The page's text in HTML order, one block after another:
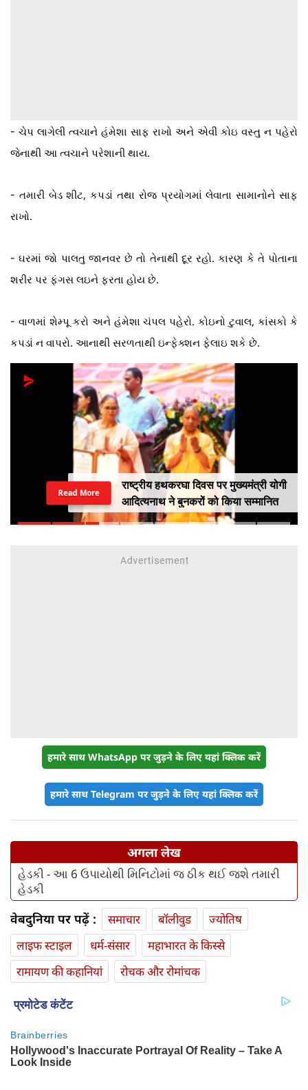
- ચેપ લાગેલી ત્વચાને હંમેશા સાફ રાખો અને એવી કોઇ વસ્તુ ન પહેરો
જેનાથી આ ત્વચાને પરેશાની થાય.
- તમારી બેડ શીટ, કપડાં તથા રોજ પ્રયોગમાં લેવાતા સામાનોને સાફ
રાખો.
-ઘરમાં જો પાલતુ જાનવર છે તો તેનાથી દૂર રહો. કારણ કે તે પોતાના
શરીર પર ફંગસ લઇને ફરતા હોય છે.
- વાળમાં શેમ્પૂ કરો અને હંમેશા ચંપલ પહેરો. કોઇનો ટુવાલ, કાંસકો કે
કપડાં ન વાપરો. આનાથી સરળતાથી ઇન્ફેક્શન ફેલાઇ શકે છે.
राष्ट्रीय हथकरघा दिवस पर मुख्यमंत्री योगी
आदित्यनाथ ने बुनकरों को किया सम्मानित
Read More
हमारे साथ WhatsApp पर जुड़ने के लिए यहां क्लिक करें
हमारे साथ Telegram पर जुड़ने के लिए यहां क्लिक करें
अगला लेख
હેડકી - આ 6 ઉપાયોથી મિનિટોમાં જ ઠીક થઈ જશે તમારી
હેડકી
वेबदुनिया पर पढ़ें : समाचार बॉलीवुड
ज्योतिष
लाइफ स्‍टाइल
धर्म-संसार
महाभारत के किस्से
रामायण की कहानियां
रोचक और रोमांचक